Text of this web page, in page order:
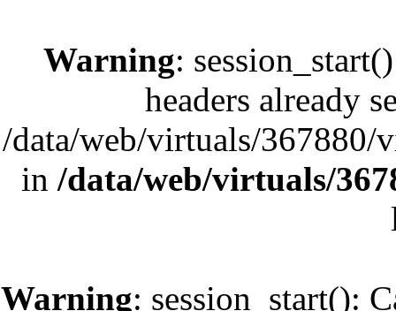
Warning:
headers already
/data/web/virtuals/
in /data/web/virtuals/
Warning: session_start():